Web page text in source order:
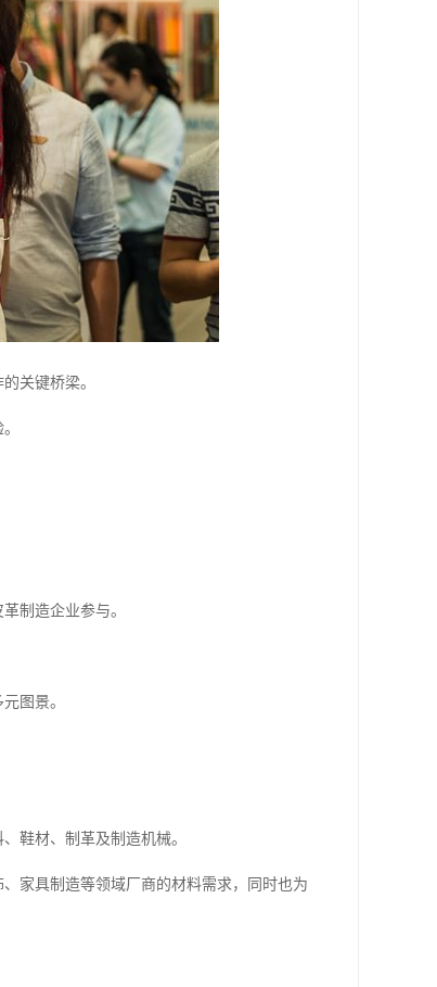
关键桥梁。
制造企业参与。
图景。
鞋材、制革及制造机械。
家具制造等领域厂商的材料需求，同时也为